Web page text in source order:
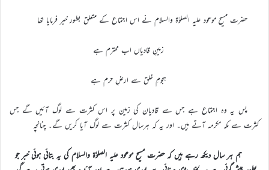
حضرت مسیح موعود علیہ الصلوٰۃ والسلام نے اس اجتماع کے متعلق بطور خبر فرمایا تھا
زمینِ قادیاں اب محترم ہے
ہجومِ خلق سے ارضِ حرم ہے
پس یہ وہ اجتماع ہے جس سے قادیان کی زمین پر اس کثرت سے لوگ آئیں گے جس
کثرت سے مکہ مکرمہ آتے ہیں۔ اور یہ کہ ہرسال کثرت سے لوگ آیا کریں گے۔ چنانچہ
ہم ہر سال دیکھ رہے ہیں کہ حضرت مسیح موعود علیہ الصلوٰۃ والسلام کی یہ بتائی ہوئی خبر جو